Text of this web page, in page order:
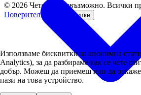
© 2026 ЧетенетоНевъзможно. Всички
Поверителност
Бисквитки
Използваме бисквитки за анонимна
Analytics), за да разбираме как се чете
добър. Можеш да приемеш или да
пази на това устройство.